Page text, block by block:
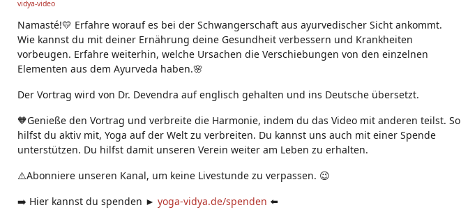
g
vidya-video
Namasté!💛 Erfahre worauf es bei der Schwangerschaft aus ayurvedischer Sicht ankommt.
Wie kannst du mit deiner Ernährung deine Gesundheit verbessern und Krankheiten
vorbeugen. Erfahre weiterhin, welche Ursachen die Verschiebungen von den einzelnen
Elementen aus dem Ayurveda haben.🌸
Der Vortrag wird von Dr. Devendra auf englisch gehalten und ins Deutsche übersetzt.
🧡Genieße den Vortrag und verbreite die Harmonie, indem du das Video mit anderen teilst. So
hilfst du aktiv mit, Yoga auf der Welt zu verbreiten. Du kannst uns auch mit einer Spende
unterstützen. Du hilfst damit unseren Verein weiter am Leben zu erhalten.
⚠️Abonniere unseren Kanal, um keine Livestunde zu verpassen. 😉
➡️ Hier kannst du spenden ► yoga-vidya.de/spenden ⬅️